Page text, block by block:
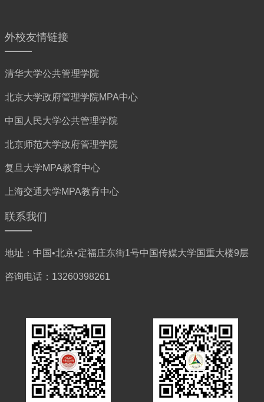
外校友情链接
清华大学公共管理学院
北京大学政府管理学院MPA中心
中国人民大学公共管理学院
北京师范大学政府管理学院
复旦大学MPA教育中心
上海交通大学MPA教育中心
联系我们
地址：中国•北京•定福庄东街1号中国传媒大学国重大楼9层
咨询电话：13260398261